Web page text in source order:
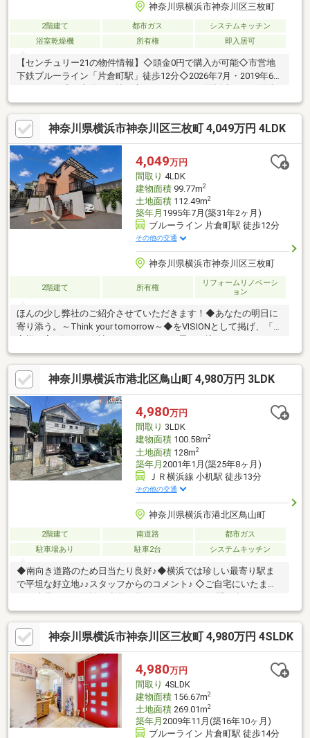
神奈川県横浜市神奈川区三枚町
2階建て 都市ガス
システムキッチン
浴室乾燥機
所有権 即入居可
【センチュリー21の物件情報】◇頭金0円で購入が可能◇市営地
下鉄ブルーライン「片倉町駅」徒歩12分◇2026年7月・2019年6月
たり・風通し良好(^^)/◇各居室クローゼット・小屋根裏収納・玄
関収納等収納豊富◇全居室６帖以上の広々開放的な空間
(*^^*)◇DIYやガーデニング等楽しみ方色々！広々テラス付き☆彡
◇日産スタジアムや横浜アリーナも近く、休日は気軽に趣味が楽
しめます♪◇お客様のご都合に合わせてご案内致します！◇当日
の内見も可能◇どうぞお気軽にお問い合わせ下さい◇
神奈川県横浜市神奈川区三枚町 4,049万円 4LDK
4,049万円
間取り 4LDK
建物面積99.77m2
土地面積112.49m2
築年月 1995年7月(築31年2ヶ月)
ブルーライン 片倉町駅 徒歩12分
その他の交通
神奈川県横浜市神奈川区三枚町
2階建て 所有権
リフォームリノベーシ
ョン
ほんの少し弊社のご紹介させていただきます！◆あなたの明日に
寄り添う。～Think your tomorrow～◆をVISIONとして掲げ、「お
す。「本当にこの家でいいのかな」大きな決断だからこそ期待も
大きいけれど、漠然とした将来に不安を感じてしまうもの。そん
なお客様の不安に寄り添いたい。それが、わたしたちシティネッ
トの“志事”です。
神奈川県横浜市港北区鳥山町 4,980万円 3LDK
4,980万円
間取り 3LDK
建物面積100.58m2
土地面積128m2
築年月 2001年1月(築25年8ヶ月)
ＪＲ横浜線 小机駅 徒歩13分
その他の交通
神奈川県横浜市港北区鳥山町
2階建て 南道路
都市ガス
駐車場あり
駐車2台 システムキッチン
◆南向き道路のため日当たり良好♪◆横浜では珍しい最寄り駅ま
で平坦な好立地♪♪スタッフからのコメント♪ ◇ご自宅にいたまま
さい。◇「横浜・川崎」の最新物件はもちろん、「住宅ローンに
も強い会社」です。◇「桜木町駅１分」に店舗がございますの
で、お気軽にご来店下さい。◇お車でご来社の際は、無料駐車券
サービスがご利用できます。◇現地見学をご希望のお客様は、ご
指定の場所へのお迎えも対応します。
神奈川県横浜市神奈川区三枚町 4,980万円 4SLDK
4,980万円
間取り 4SLDK
建物面積156.67m2
土地面積269.01m2
築年月 2009年11月(築16年10ヶ月)
ブルーライン 片倉町駅 徒歩14分